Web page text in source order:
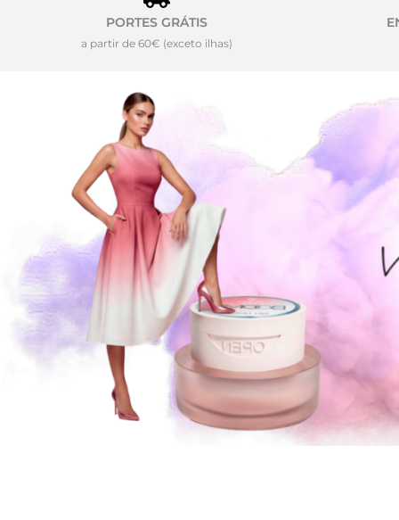
PORTES GRÁTIS
a partir de 60€ (exceto ilhas)